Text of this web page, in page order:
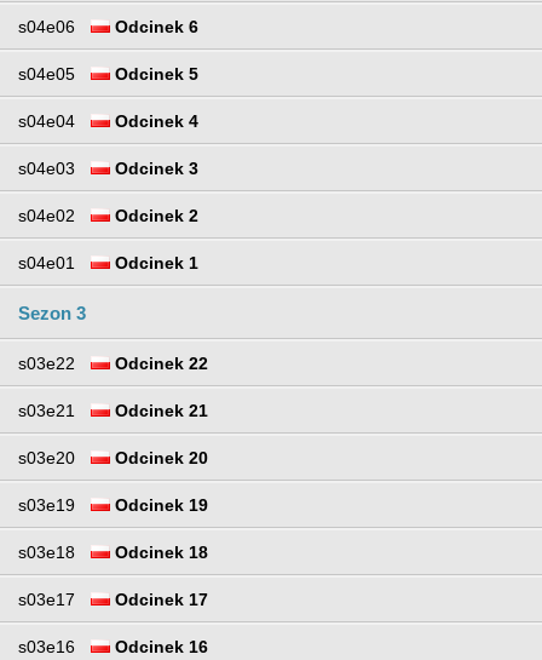
s04e06 Odcinek 6
s04e05 Odcinek 5
s04e04 Odcinek 4
s04e03 Odcinek 3
s04e02 Odcinek 2
s04e01 Odcinek 1
Sezon 3
s03e22 Odcinek 22
s03e21 Odcinek 21
s03e20 Odcinek 20
s03e19 Odcinek 19
s03e18 Odcinek 18
s03e17 Odcinek 17
s03e16 Odcinek 16